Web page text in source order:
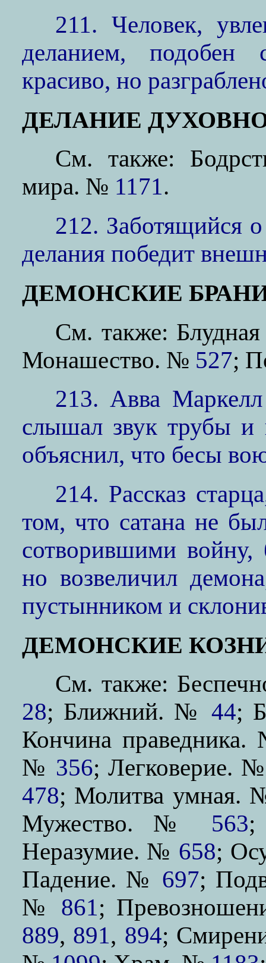
211. Человек,
деланием, подобен
красиво, но
ДЕЛАНИЕ ДУХОВНОЕ
См. также:
мира. № 1171.
212. Заботящийся
делания победит
ДЕМОНСКИЕ
См. также:
Монашество. № 527;
213. Авва
слышал звук трубы
объяснил, что бесы
214. Рассказ
том, что сатана не
сотворившими войну,
но возвеличил
пустынником и
ДЕМОНСКИЕ
См. также:
28; Ближний. № 44;
Кончина
№ 356; Легковерие.
478; Молитва
Мужество. № 563;
Неразумие. № 658;
Падение. № 697;
№ 861;
889, 891, 894;